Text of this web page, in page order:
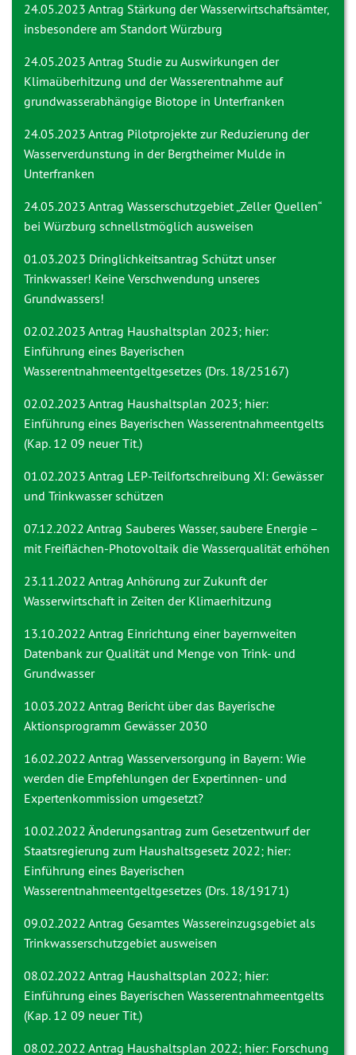
24.05.2023 Antrag Stärkung der Wasserwirtschaftsämter,
insbesondere am Standort Würzburg
24.05.2023 Antrag Studie zu Auswirkungen der
Klimaüberhitzung und der Wasserentnahme auf
grundwasserabhängige Biotope in Unterfranken
24.05.2023 Antrag Pilotprojekte zur Reduzierung der
Wasserverdunstung in der Bergtheimer Mulde in
Unterfranken
24.05.2023 Antrag Wasserschutzgebiet „Zeller Quellen“
bei Würzburg schnellstmöglich ausweisen
01.03.2023 Dringlichkeitsantrag Schützt unser
Trinkwasser! Keine Verschwendung unseres
Grundwassers!
02.02.2023 Antrag Haushaltsplan 2023; hier:
Einführung eines Bayerischen
Wasserentnahmeentgeltgesetzes (Drs. 18/25167)
02.02.2023 Antrag Haushaltsplan 2023; hier:
Einführung eines Bayerischen Wasserentnahmeentgelts
(Kap. 12 09 neuer Tit.)
01.02.2023 Antrag LEP-Teilfortschreibung XI: Gewässer
und Trinkwasser schützen
07.12.2022 Antrag Sauberes Wasser, saubere Energie –
mit Freiflächen-Photovoltaik die Wasserqualität erhöhen
23.11.2022 Antrag Anhörung zur Zukunft der
Wasserwirtschaft in Zeiten der Klimaerhitzung
13.10.2022 Antrag Einrichtung einer bayernweiten
Datenbank zur Qualität und Menge von Trink- und
Grundwasser
10.03.2022 Antrag Bericht über das Bayerische
Aktionsprogramm Gewässer 2030
16.02.2022 Antrag Wasserversorgung in Bayern: Wie
werden die Empfehlungen der Expertinnen- und
Expertenkommission umgesetzt?
10.02.2022 Änderungsantrag zum Gesetzentwurf der
Staatsregierung zum Haushaltsgesetz 2022; hier:
Einführung eines Bayerischen
Wasserentnahmeentgeltgesetzes (Drs. 18/19171)
09.02.2022 Antrag Gesamtes Wassereinzugsgebiet als
Trinkwasserschutzgebiet ausweisen
08.02.2022 Antrag Haushaltsplan 2022; hier:
Einführung eines Bayerischen Wasserentnahmeentgelts
(Kap. 12 09 neuer Tit.)
08.02.2022 Antrag Haushaltsplan 2022; hier: Forschung